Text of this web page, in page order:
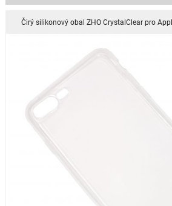
Čirý silikonový obal ZHO CrystalClear pro